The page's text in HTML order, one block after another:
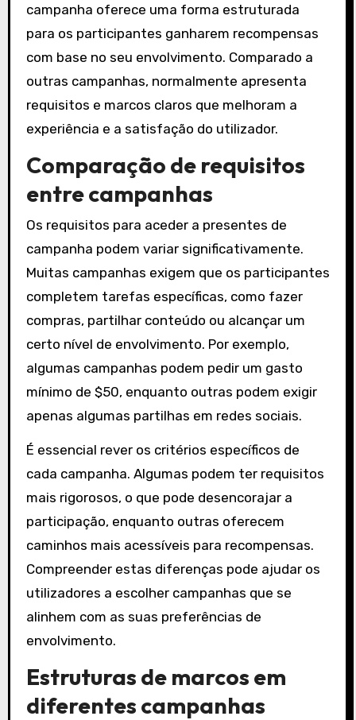
campanha oferece uma forma estruturada
para os participantes ganharem recompensas
com base no seu envolvimento. Comparado a
outras campanhas, normalmente apresenta
requisitos e marcos claros que melhoram a
experiência e a satisfação do utilizador.
Comparação de requisitos
entre campanhas
Os requisitos para aceder a presentes de
campanha podem variar significativamente.
Muitas campanhas exigem que os participantes
completem tarefas específicas, como fazer
compras, partilhar conteúdo ou alcançar um
certo nível de envolvimento. Por exemplo,
algumas campanhas podem pedir um gasto
mínimo de $50, enquanto outras podem exigir
apenas algumas partilhas em redes sociais.
É essencial rever os critérios específicos de
cada campanha. Algumas podem ter requisitos
mais rigorosos, o que pode desencorajar a
participação, enquanto outras oferecem
caminhos mais acessíveis para recompensas.
Compreender estas diferenças pode ajudar os
utilizadores a escolher campanhas que se
alinhem com as suas preferências de
envolvimento.
Estruturas de marcos em
diferentes campanhas